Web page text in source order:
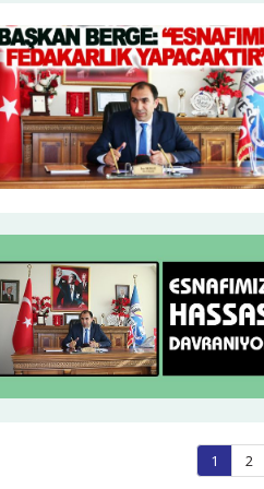
1 (current)
2